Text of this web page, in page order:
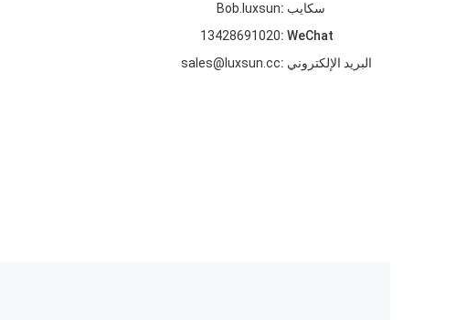
سكايب :Bob.luxsun
WeChat :
13428691020
البريد الإلكتروني :sales@luxsun.cc